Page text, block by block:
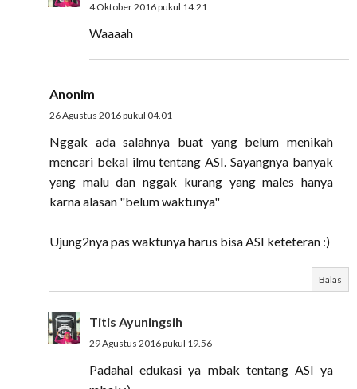
4 Oktober 2016 pukul 14.21
Waaaah
Anonim
26 Agustus 2016 pukul 04.01
Nggak ada salahnya buat yang belum menikah
mencari bekal ilmu tentang ASI. Sayangnya banyak
yang malu dan nggak kurang yang males hanya
karna alasan "belum waktunya"
Ujung2nya pas waktunya harus bisa ASI keteteran :)
Balas
Titis Ayuningsih
29 Agustus 2016 pukul 19.56
Padahal edukasi ya mbak tentang ASI ya